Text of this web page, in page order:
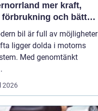
mer kraft,
förbrukning och bättre
bil är full av möjligheter
ligger dolda i motorns
Med genomtänkt
2026